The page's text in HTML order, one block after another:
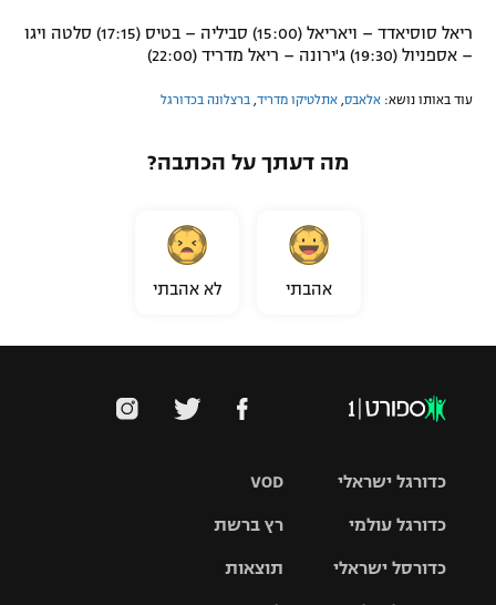
ריאל סוסיאדד – ויאריאל (15:00) סביליה – בטיס (17:15) סלטה ויגו
– אספניול (19:30) ג'ירונה – ריאל מדריד (22:00)
עוד באותו נושא: אלאבס אתלטיקו מדריד ברצלונה בכדורגל
מה דעתך על הכתבה?
אהבתי לא אהבתי
VOD
רץ ברשת
תוצאות
כדורגל ישראלי
כדורגל עולמי
כדורסל ישראלי